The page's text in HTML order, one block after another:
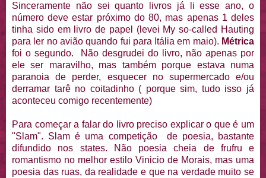
Sinceramente não sei quanto livros já li esse ano, o
número deve estar próximo do 80, mas apenas 1 deles
tinha sido em livro de papel (levei My so-called Hauting
para ler no avião quando fui para Itália em maio). Métrica
foi o segundo. Não desgrudei do livro, não apenas por
ele ser maravilho, mas também porque estava numa
paranoia de perder, esquecer no supermercado e/ou
derramar tarê no coitadinho ( porque sim, tudo isso já
aconteceu comigo recentemente)
Para começar a falar do livro preciso explicar o que é um
"Slam". Slam é uma competição de poesia, bastante
difundido nos states. Não poesia cheia de frufru e
romantismo no melhor estilo Vinicio de Morais, mas uma
poesia das ruas, da realidade e que na verdade muito se